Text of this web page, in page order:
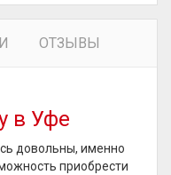
ОТЗЫВЫ
в Уфе
довольны, именно
приобрести